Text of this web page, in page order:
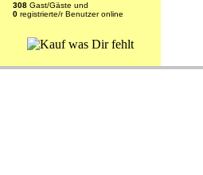
308 Gast/Gäste und
0 registrierte/r Benutzer online